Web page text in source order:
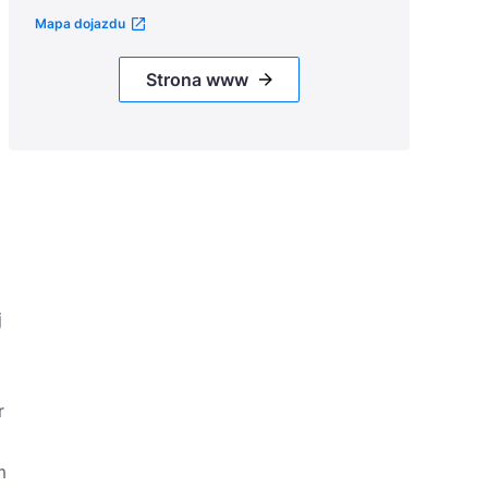
Mapa dojazdu
Strona www